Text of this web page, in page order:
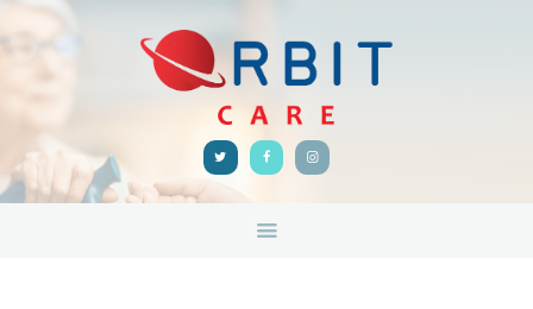
ORBIT CARE
ABOUT
FEEDBACK
TRAINING &